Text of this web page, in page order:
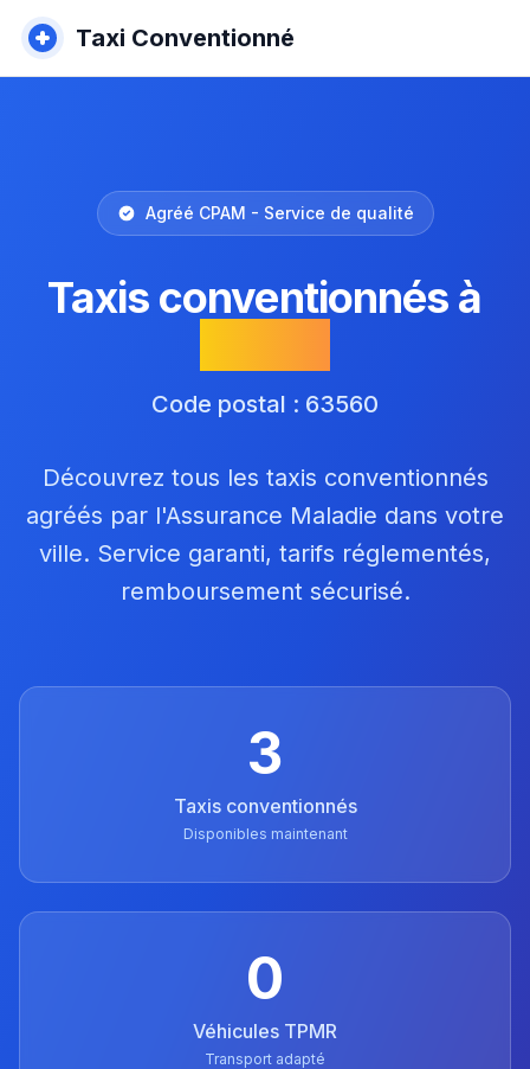
Taxi Conventionné
Agréé CPAM - Service de qualité
Taxis conventionnés à
Code postal : 63560
Découvrez tous les taxis conventionnés
agréés par l'Assurance Maladie dans votre
ville. Service garanti, tarifs réglementés,
remboursement sécurisé.
3
Taxis conventionnés
Disponibles maintenant
0
Véhicules TPMR
Transport adapté